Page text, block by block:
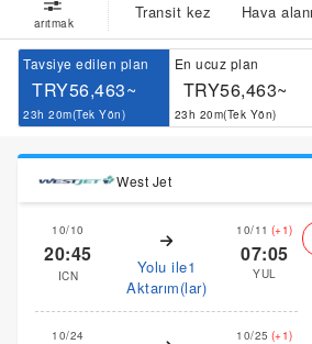
arıtmak
Transit kez Hava
Tavsiye edilen plan
TRY56,463~
23h 20m(Tek Yön)
En ucuz plan
TRY56,463~
23h 20m(Tek Yön)
West Jet
10/10
20:45
ICN
Yolu ile1
Aktarım(lar)
10/11 (+1)
07:05
YUL
10/24 10/25 (+1)